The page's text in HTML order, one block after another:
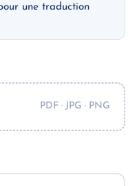
une traduction